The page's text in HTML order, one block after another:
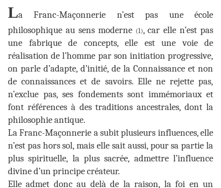
La Franc-Maçonnerie n’est pas une école
philosophique au sens moderne (1), car elle n’est pas
une fabrique de concepts, elle est une voie de
réalisation de l’homme par son initiation progressive,
on parle d’adapte, d’initié, de la Connaissance et non
de connaissances et de savoirs. Elle ne rejette pas,
n’exclue pas, ses fondements sont immémoriaux et
font références à des traditions ancestrales, dont la
philosophie antique.
La Franc-Maçonnerie a subit plusieurs influences, elle
n’est pas hors sol, mais elle sait aussi, pour sa partie la
plus spirituelle, la plus sacrée, admettre l’influence
divine d’un principe créateur.
Elle admet donc au delà de la raison, la foi en un